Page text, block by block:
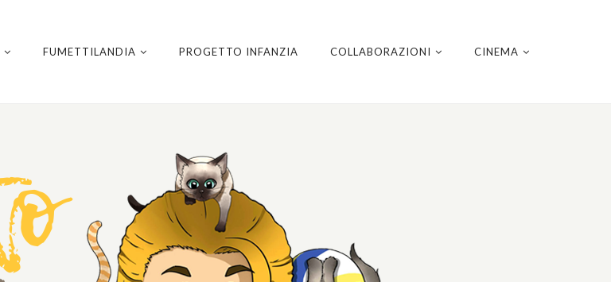
FUMETTILANDIA PROGETTO INFANZIA COLLABORAZIONI CINEMA